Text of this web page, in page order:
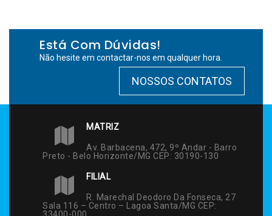
Está Com Dúvidas!
Não hesite em contactar-nos em qualquer hora.
NOSSOS CONTATOS
MATRIZ
Av. Barbacena, 472, 9º Andar - Barro
Preto - Belo Horizonte/MG CEP: 30190-130
FILIAL
R. Marechal Deodoro Da Fonseca, 27
Sala 116 – Centro – Lagoa Santa/MG CEP:
33400-000